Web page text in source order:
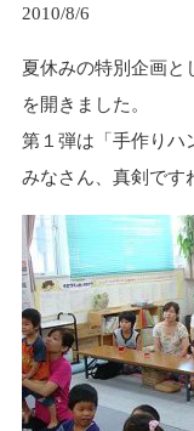
2010/8/6
夏休みの特別企画と
を開きました。
第１弾は「手作りハ
みなさん、真剣です